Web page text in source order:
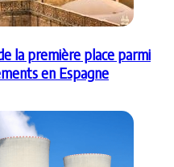
la première place parmi
en Espagne